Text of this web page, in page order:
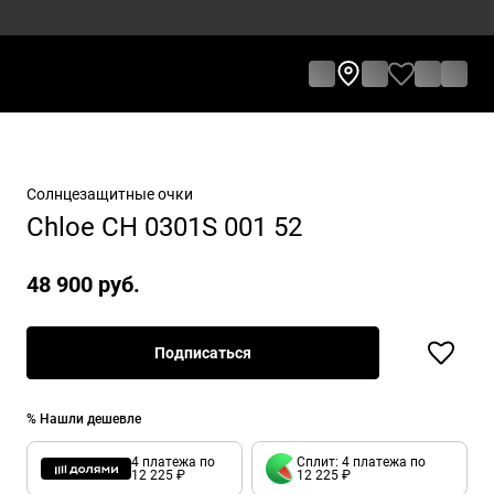
Солнцезащитные очки
Chloe CH 0301S 001 52
48 900 руб.
Подписаться
% Нашли дешевле
4 платежа по
12 225 ₽
Сплит: 4 платежа по
12 225 ₽